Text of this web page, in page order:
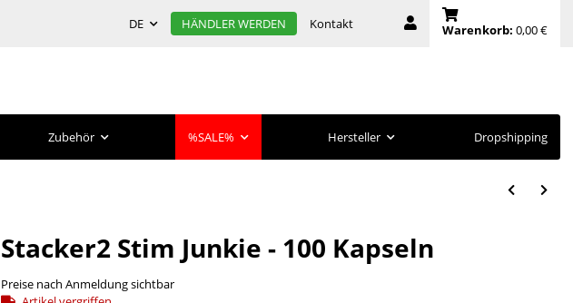
DE HÄNDLER WERDEN Kontakt Warenkorb: 0,00 €
Zubehör %SALE% Hersteller Dropshipping
Stacker2 Stim Junkie - 100 Kapseln
Preise nach Anmeldung sichtbar